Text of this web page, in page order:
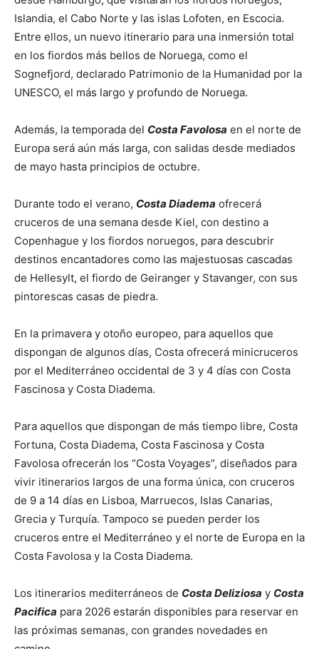
Islandia, el Cabo Norte y las islas Lofoten, en Escocia.
Entre ellos, un nuevo itinerario para una inmersión total
en los fiordos más bellos de Noruega, como el
Sognefjord, declarado Patrimonio de la Humanidad por la
UNESCO, el más largo y profundo de Noruega.
Además, la temporada del Costa Favolosa en el norte de
Europa será aún más larga, con salidas desde mediados
de mayo hasta principios de octubre.
Durante todo el verano, Costa Diadema ofrecerá
cruceros de una semana desde Kiel, con destino a
Copenhague y los fiordos noruegos, para descubrir
destinos encantadores como las majestuosas cascadas
de Hellesylt, el fiordo de Geiranger y Stavanger, con sus
pintorescas casas de piedra.
En la primavera y otoño europeo, para aquellos que
dispongan de algunos días, Costa ofrecerá minicruceros
por el Mediterráneo occidental de 3 y 4 días con Costa
Fascinosa y Costa Diadema.
Para aquellos que dispongan de más tiempo libre, Costa
Fortuna, Costa Diadema, Costa Fascinosa y Costa
Favolosa ofrecerán los “Costa Voyages”, diseñados para
vivir itinerarios largos de una forma única, con cruceros
de 9 a 14 días en Lisboa, Marruecos, Islas Canarias,
Grecia y Turquía. Tampoco se pueden perder los
cruceros entre el Mediterráneo y el norte de Europa en la
Costa Favolosa y la Costa Diadema.
Los itinerarios mediterráneos de Costa Deliziosa y Costa
Pacifica para 2026 estarán disponibles para reservar en
las próximas semanas, con grandes novedades en